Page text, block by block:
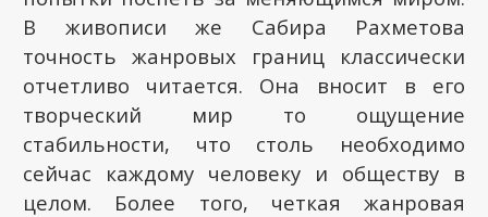
В живописи же Сабира Рахметова
точность жанровых границ классически
отчетливо читается. Она вносит в его
творческий мир то ощущение
стабильности, что столь необходимо
сейчас каждому человеку и обществу в
целом. Более того, четкая жанровая